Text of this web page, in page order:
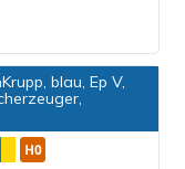
blau, Ep V,